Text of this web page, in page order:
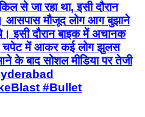
से जा रहा था, इसी दौरान
मौजूद लोग आग बुझाने
इसी दौरान बाइक में अचानक
चपेट में आकर कई लोग झुलस
के बाद सोशल मीडिया पर तेजी
#Bullet